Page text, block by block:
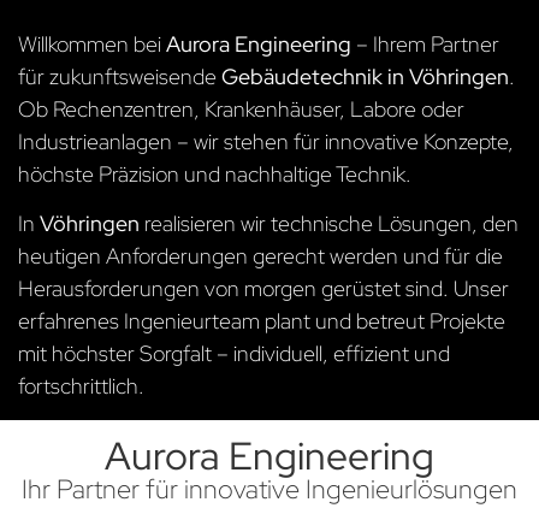
Willkommen beiAurora Engineering – Ihrem Partner
für zukunftsweisendeGebäudetechnik in Vöhringen.
Ob Rechenzentren, Krankenhäuser, Labore oder
Industrieanlagen – wir stehen für innovative Konzepte,
höchste Präzision und nachhaltige Technik.
In Vöhringen realisieren wir technische Lösungen, den
heutigen Anforderungen gerecht werden und für die
Herausforderungen von morgen gerüstet sind. Unser
erfahrenes Ingenieurteam plant und betreut Projekte
mit höchster Sorgfalt – individuell, effizient und
fortschrittlich.
Aurora Engineering
Ihr Partner für innovative Ingenieurlösungen